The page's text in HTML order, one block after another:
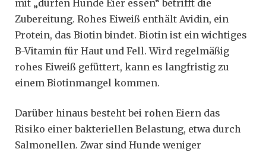
mit „dürfen Hunde Eier essen“ betrifft die
Zubereitung. Rohes Eiweiß enthält Avidin, ein
Protein, das Biotin bindet. Biotin ist ein wichtiges
B-Vitamin für Haut und Fell. Wird regelmäßig
rohes Eiweiß gefüttert, kann es langfristig zu
einem Biotinmangel kommen.
Darüber hinaus besteht bei rohen Eiern das
Risiko einer bakteriellen Belastung, etwa durch
Salmonellen. Zwar sind Hunde weniger